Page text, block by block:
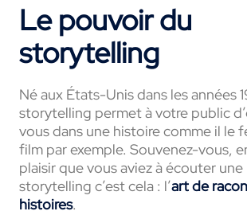
Le pouvoir du
storytelling
Né aux États-Unis dans les années
storytelling permet à votre public
vous dans une histoire comme il le
film par exemple. Souvenez-vous,
plaisir que vous aviez à écouter
storytelling c’est cela : l’art de
histoires.